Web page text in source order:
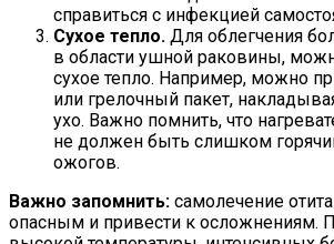
справиться с инфекцией
Сухое тепло. Для облегчения
в области ушной раковины,
сухое тепло. Например, можно
или грелочный пакет,
ухо. Важно помнить, что
не должен быть слишком
ожогов.
Важно запомнить: самолечение
опасным и привести к осложнениям.